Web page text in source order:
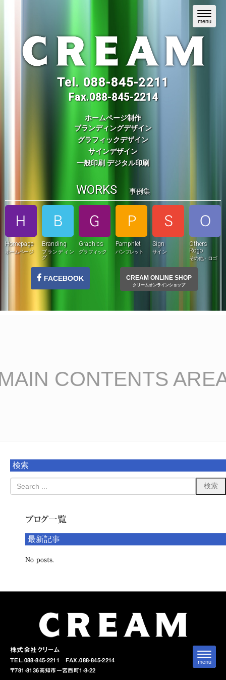
N
a
v
menu
Tel. 088-845-2211
Fax.088-845-2214
ホームページ制作
ブランディングデザイン
グラフィックデザイン
サインデザイン
一般印刷 デジタル印刷
WORKS 事例集
Homepage
ホームページ
Branding
ブランディン
グ
Graphics
グラフィック
Pamphlet
パンフレット
Sign
サイン
Others
Rogo
その他・ロゴ
FACEBOOK CREAM ONLINE SHOP
クリームオンラインショップ
CONTENTS
検索
ブログ一覧
最新記事
No posts.
株式会社クリーム
TEL.088-845-2211 FAX.088-845-2214
〒781-8136高知市一宮西町1-8-22
N
a
v
menu